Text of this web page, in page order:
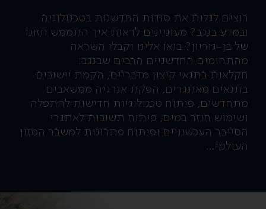
רוצים לגלות את סודות החדשנות בטכנולוגיה
ובמדע בנגב? מעוניינים לראות איך התממש חזונו
של בן-גוריון? בואו אלינו וקבלו השראה
מהתחומים החדשניים הרבים שבנגב:
חקלאות בתנאי קיצון מדבריים, הקמת יישובים
בתנאים מאתגרים, הפקת אנרגיה ממשאבים
מתחדשים, פיתוח טכנולוגיות חדישות להתפלה
ושימוש חוזר במים, פיתוח תשובות לאתגרי
הסייבר העכשוויים ופיתוח פתרונות למשבר המזון
העולמי…